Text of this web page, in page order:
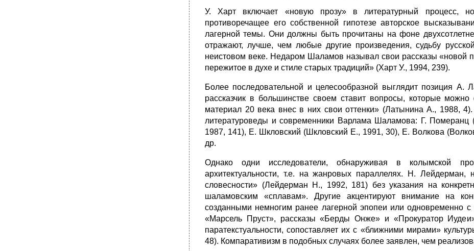
У. Харт включает «новую прозу» в литературный процесс,
противоречащее его собственной гипотезе авторское
лагерной темы. Они должны быть прочитаны на фоне
отражают, лучше, чем любые другие произведения, судьбу
неистовом веке. Недаром Шаламов называл свои рассказы «новой
пережитое в духе и стиле старых традиций» (Харт У., 1994, 239).
Более последовательной и целесообразной выглядит позиция А.
рассказчик в большинстве своем ставит вопросы, которые
материал 20 века внес в них свои оттенки» (Латынина А., 1988,
литературоведы и современники Варлама Шаламова: Г.
1987, 141), Е. Шкловский (Шкловский Е., 1991, 30), Е. Волкова
др.
Однако одни исследователи, обнаруживая в колымской
архитектуальности, т.е. на жанровых параллелях. Н. Лейдерман,
словесности» (Лейдерман Н., 1992, 181) без указания на
шаламовским «сплавам». Другие акцентируют внимание на
созданными немногим ранее лагерной эпопеи или одновременно
«Марсель Пруст», рассказы «Берды Онже» и «Прокуратор
паратекстуальности, сопоставляет их с «ближними мирами»
48). Компаративизм в подобных случаях более заявлен, чем